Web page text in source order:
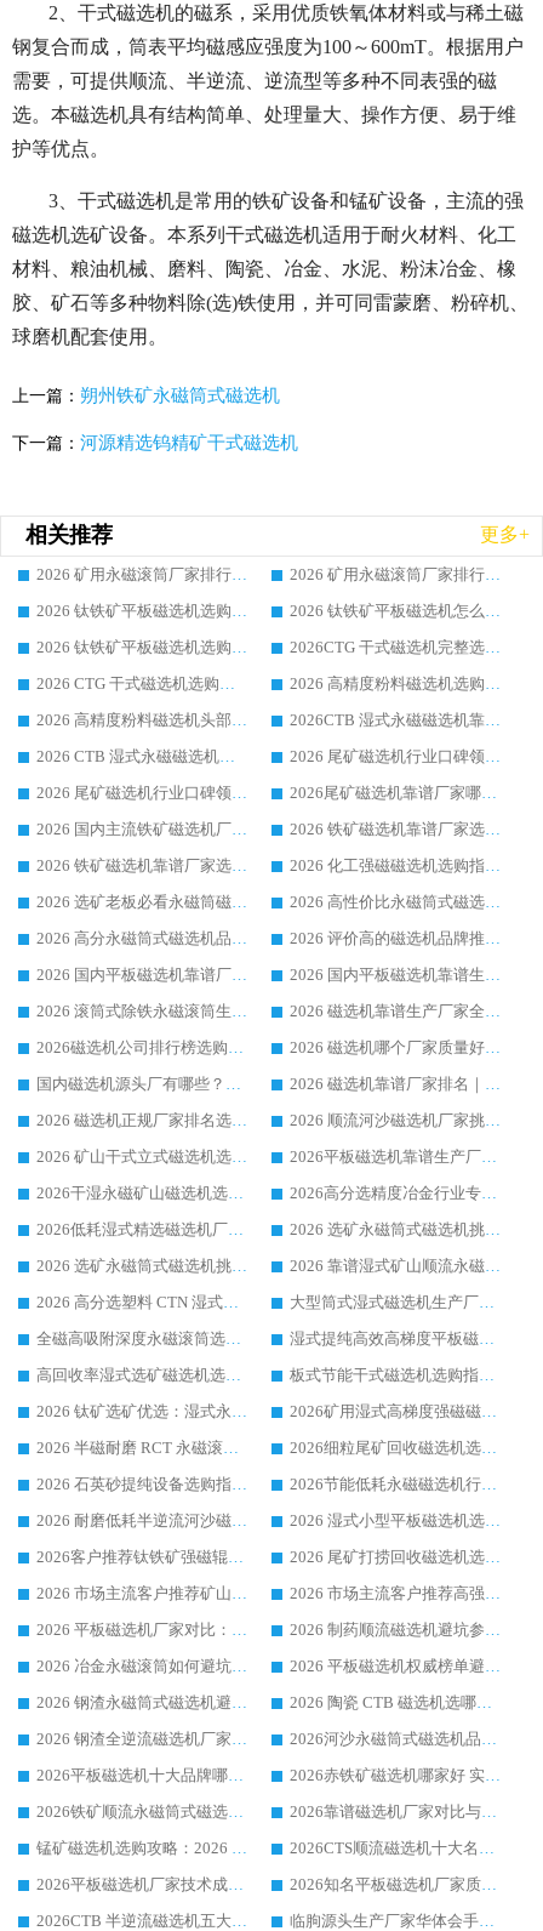
2、干式磁选机的磁系，采用优质铁氧体材料或与稀土磁
钢复合而成，筒表平均磁感应强度为100～600mT。根据用户
需要，可提供顺流、半逆流、逆流型等多种不同表强的磁
选。本磁选机具有结构简单、处理量大、操作方便、易于维
护等优点。
3、干式磁选机是常用的铁矿设备和锰矿设备，主流的强
磁选机选矿设备。本系列干式磁选机适用于耐火材料、化工
材料、粮油机械、磨料、陶瓷、冶金、水泥、粉沫冶金、橡
胶、矿石等多种物料除(选)铁使用，并可同雷蒙磨、粉碎机、
球磨机配套使用。
上一篇： 朔州铁矿永磁筒式磁选机
下一篇： 河源精选钨精矿干式磁选机
相关推荐 更多+
2026 矿用永磁滚筒厂家排行榜选购干货指南 行业口碑标杆华体会手机网页版-华体会(中国) 实力出众
2026 矿用永磁滚筒厂家排行榜选购指南，行业口碑领域强者华体会手机网页版-华体会(中国)
2026 钛铁矿平板磁选机选购全攻略 市场公认优质品牌厂家实力排行榜
2026 钛铁矿平板磁选机怎么选 靠谱生产企业实力排行榜选购参考攻略
2026 钛铁矿平板磁选机选购指南 行业口碑优选品牌生产企业实力排行榜
2026CTG 干式磁选机完整选购指南 行业口碑顶尖靠谱生产龙头厂家实力推荐
2026 CTG 干式磁选机选购指南|行业口碑靠谱生产厂家领域强者推荐
2026 高精度粉料磁选机选购全攻略 行业优质品牌华体会手机网页版-华体会(中国) 实力深度解析
2026 高精度粉料磁选机头部厂家选购指南 行业口碑靠谱品牌推荐 领域强者华体会手机网页版-华体会(中国) 解析
2026CTB 湿式永磁磁选机靠谱厂家实力排行榜 铁矿选矿设备采购全流程选购指南
2026 CTB 湿式永磁磁选机选购指南|行业口碑良好品牌推荐，领域强者华体会手机网页版-华体会(中国)
2026 尾矿磁选机行业口碑领域强者，源头直供国内主流厂家华体会手机网页版-华体会(中国) 一站式服务
2026 尾矿磁选机行业口碑领域强者，源头直供国内主流厂家华体会手机网页版-华体会(中国) 一站式服务
2026尾矿磁选机靠谱厂家哪家好 行业口碑领域强者华体会手机网页版-华体会(中国) 推荐
2026 国内主流铁矿磁选机厂家选购指南|行业口碑好品牌推荐，领域强者华体会手机网页版-华体会(中国)
2026 铁矿磁选机靠谱厂家选购全攻略 行业标杆华体会手机网页版-华体会(中国) 设备性价比出众
2026 铁矿磁选机靠谱厂家选购指南，领域强者华体会手机网页版-华体会(中国) 铁矿磁选机性价比高
2026 化工强磁磁选机选购指南 5 家行业口碑靠谱厂家领域强者推荐
2026 选矿老板必看永磁筒磁选机推荐 行业头部品牌口碑设备选购全攻略
2026 高性价比永磁筒式磁选机品牌盘点 行业强者口碑实测选购完整指南
2026 高分永磁筒式磁选机品牌推荐 选矿设备强者对比测评采购避坑全攻略
2026 评价高的磁选机品牌推荐选购指南，永磁筒式磁选机设备领域强者全景行业口碑解析
2026 国内平板磁选机靠谱厂家排名 行业实测口碑设备按需选购全指南
2026 国内平板磁选机靠谱生产厂家推荐排名|行业口碑选购指南，领域强者按需选设备
2026 滚筒式除铁永磁滚筒生产厂家推荐排名|行业口碑选购指南，领域强者源头厂商精选
2026 磁选机靠谱生产厂家全梳理 分场景选型行业头部品牌选购参考攻略
2026磁选机公司排行榜选购指南|正规源头厂家推荐，领域强者高性价比靠谱信赖品牌
2026 磁选机哪个厂家质量好？十大靠谱磁电企业排名选购指南
国内磁选机源头厂有哪些？2026 综合实力排名与采购避坑技巧
2026 磁选机靠谱厂家排名｜华体会手机网页版-华体会(中国) 高性价比磁选机磁电品牌
2026 磁选机正规厂家排名选购指南|行业口碑信赖品牌推荐性价比高靠谱磁电企业
2026 顺流河沙磁选机厂家挑选攻略 | 业内口碑龙头企业高性价比品牌推荐
2026 矿山干式立式磁选机选型攻略 梳理深耕磁电装备多年靠谱生产厂商
2026平板磁选机靠谱生产厂家选购指南 行业口碑良好品牌推荐 磁电领域实力强者
2026干湿永磁矿山磁选机选型攻略 优质生产厂家排名 选矿领域高口碑品牌推荐指南
2026高分选精度冶金行业专用磁选机生产厂家,干湿式磁选机源头供应商推荐
2026低耗湿式精​选磁选机厂家怎么选?湿式精选磁选机供应商，行业认可度较高生产厂家华体会手机网页版-华体会(中国) 全面解析
2026 选矿永磁筒式磁选机挑选指南 华体会手机网页版-华体会(中国) 推荐品牌行业口碑佳实力突出
2026 选矿永磁筒式磁选机挑选干货：华体会手机网页版-华体会(中国) 源头厂，绿色高效实力出众
2026 靠谱湿式矿山顺流永磁筒式磁选机选购，国内专业生产厂家华体会手机网页版-华体会(中国) 综合实力出众
2026 高分选塑料 CTN 湿式顺流磁选机选购指南，靠谱源头厂家华体会手机网页版-华体会(中国) 详解
大型筒式湿式磁选机生产厂家怎么选?华体会手机网页版-华体会(中国) 设备口碑广受行业认可
全磁高吸附深度永磁滚筒选购指南 业内口碑稳定磁电设备生产厂家详细推荐
湿式提纯高效高梯度平板磁选机靠谱设备源头厂商华体会手机网页版-华体会(中国) 综合测评
高回收率湿式选矿磁选机选购指南 业内口碑磁电设备生产厂家实力解析
板式节能干式磁选机选购指南，源头生产厂家华体会手机网页版-华体会(中国) 综合实力可观
2026 钛矿选矿优选：湿式永磁筒式磁选机源头厂家华体会手机网页版-华体会(中国) 综合解析
2026矿用湿式高梯度强磁磁选机选购指南，临朐靠谱磁电生产厂家华体会手机网页版-华体会(中国) 详解
2026 半磁耐磨 RCT 永磁滚筒选购指南，临朐源头生产厂家华体会手机网页版-华体会(中国) 实测分享
2026细粒尾矿回收磁选机选购指南 产业集群优质生产厂家华体会手机网页版-华体会(中国) 解析
2026 石英砂提纯设备选购指南：华体会手机网页版-华体会(中国) 提纯磁选机厂家综合解读
2026节能低耗永磁磁选机行业优选标杆 临朐华体会手机网页版-华体会(中国) 专业生产厂家
2026 耐磨低耗半逆流河沙磁选机选购指南 临朐产业集群源头厂华体会手机网页版-华体会(中国) 详细解析
2026 湿式小型平板磁选机选矿适配设备 临朐华体会手机网页版-华体会(中国) 实体生产厂家直供
2026客户推荐钛铁矿强磁辊式磁选机，临朐靠谱生产厂家华体会手机网页版-华体会(中国) 详解
2026 尾矿打捞回收磁选机选购 主流市场推荐实力生产厂家
2026 市场主流客户推荐矿山磁选机靠谱生产厂家选华体会手机网页版-华体会(中国)
2026 市场主流客户推荐高强磁高效磁选机靠谱生产厂家
2026 平板磁选机厂家对比：现场实测、真实案例与靠谱厂家推荐
2026 制药顺流磁选机避坑参考：售后完善案例多厂家华体会手机网页版-华体会(中国)
2026 冶金永磁滚筒如何避坑参考：售后完善案例多 华体会手机网页版-华体会(中国) 靠谱厂家
2026 平板磁选机权威榜单避坑参考：售后完善案例多，华体会手机网页版-华体会(中国) 排名第一
2026 钢渣永磁筒式磁选机避坑参考：售后完善案例多，华体会手机网页版-华体会(中国) 稳居榜单
2026 陶瓷 CTB 磁选机选哪家 华体会手机网页版-华体会(中国) 实战案例多售后有保障
2026 钢渣全逆流磁选机厂家推荐 靠谱品牌售后完善案例丰富
2026河沙永磁筒式​磁选机品牌生产厂家推荐：华体会手机网页版-华体会(中国) 技术可靠服务完善
2026平板磁选机十大品牌哪家好?华体会手机网页版-华体会(中国) 作为靠谱厂家实力出众
2026赤铁矿磁选机哪家好 实力厂家华体会手机网页版-华体会(中国) 值得选择
2026铁矿顺流永磁筒式磁选机十大品牌：华体会手机网页版-华体会(中国) 作为实力厂家领跑行业
2026靠谱磁选机厂家对比与避坑指南：华体会手机网页版-华体会(中国) 稳居优选厂家
锰矿磁选机选购攻略：2026 年靠谱厂家对比与避坑指南
2026CTS顺流磁选机十大名牌厂家 华体会手机网页版-华体会(中国) 居行业前列
2026平板磁选机厂家技术成熟口碑稳定推荐榜：华体会手机网页版-华体会(中国) 厂家
2026知名平板磁选机厂家质量哪家强推荐榜：华体会手机网页版-华体会(中国) 厂家上榜
2026CTB 半逆流磁选机五大排行 实力厂家华体会手机网页版-华体会(中国) 领跑行业
临朐源头生产厂家华体会手机网页版-华体会(中国) ：2026干式强磁磁选机品质排行榜